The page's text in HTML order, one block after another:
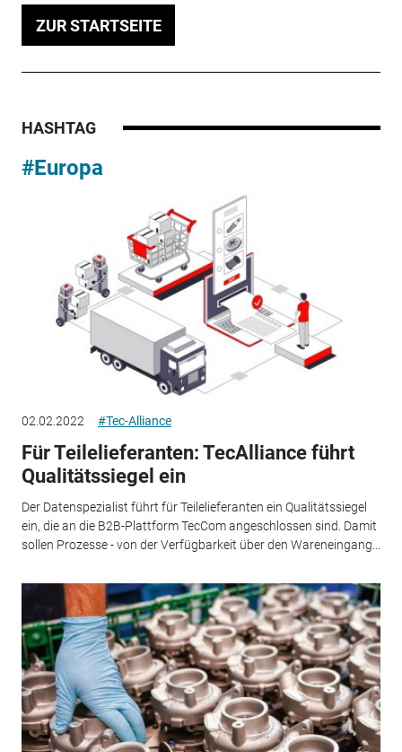
ZUR STARTSEITE
HASHTAG
#Europa
02.02.2022 #Tec-Alliance
Für Teilelieferanten: TecAlliance führt
Qualitätssiegel ein
Der Datenspezialist führt für Teilelieferanten ein Qualitätssiegel
ein, die an die B2B-Plattform TecCom angeschlossen sind. Damit
sollen Prozesse - von der Verfügbarkeit über den Wareneingang...